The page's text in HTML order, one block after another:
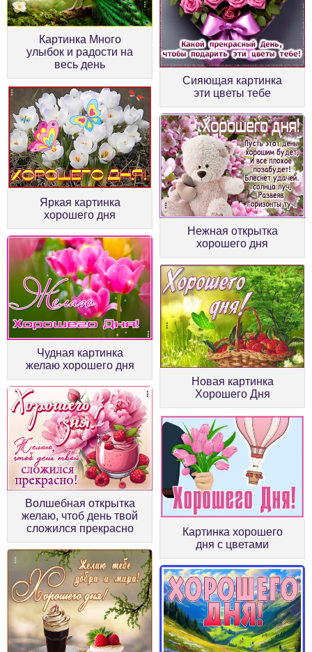
Картинка Много
улыбок и радости на
весь день
Сияющая картинка
эти цветы тебе
Яркая картинка
хорошего дня
Нежная открытка
хорошего дня
Чудная картинка
желаю хорошего дня
Новая картинка
Хорошего Дня
Волшебная открытка
желаю, чтоб день твой
сложился прекрасно
Картинка хорошего
дня с цветами